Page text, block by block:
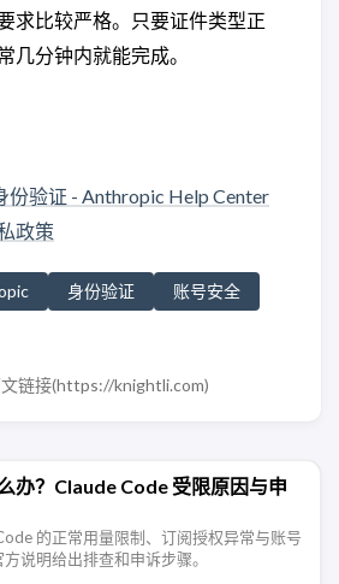
求比较严格。只要证件类型正
几分钟内就能完成。
份验证 - Anthropic Help Center
政策
身份验证
账号安全
链接(https://knightli.com)
办？Claude Code 受限原因与申
的正常用量限制、订阅授权异常与账号
说明给出排查和申诉步骤。